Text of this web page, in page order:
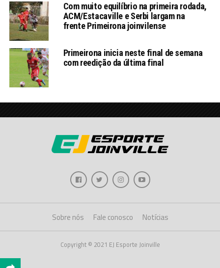
Com muito equilíbrio na primeira rodada,
ACM/Estacaville e Serbi largam na
frente Primeirona joinvilense
Primeirona inicia neste final de semana
com reedição da última final
Sobre nós Fale conosco Notícias
Copyright © 2021 EJ Esporte Joinville